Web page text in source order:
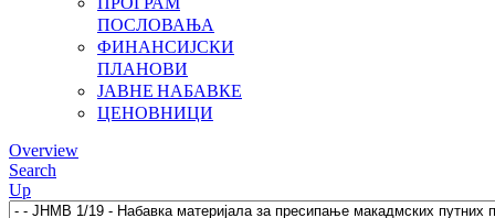
ПОСЛОВАЊА
ФИНАНСИЈСКИ
ПЛАНОВИ
ЈАВНЕ НАБАВКЕ
ЦЕНОВНИЦИ
Overview
Search
Up